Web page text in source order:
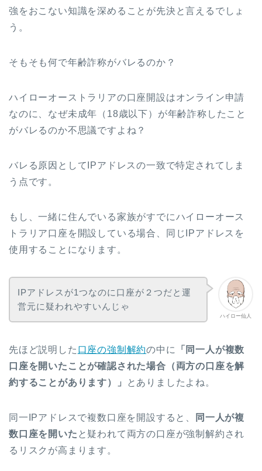
強をおこない知識を深めることが先決と言えるでしょ
う。
そもそも何で年齢詐称がバレるのか？
ハイローオーストラリアの口座開設はオンライン申請
なのに、なぜ未成年（18歳以下）が年齢詐称したこと
がバレるのか不思議ですよね？
バレる原因としてIPアドレスの一致で特定されてしま
う点です。
もし、一緒に住んでいる家族がすでにハイローオース
トラリア口座を開設している場合、同じIPアドレスを
使用することになります。
ハイロー仙人
IPアドレスが1つなのに口座が２つだと運
営元に疑われやすいんじゃ
先ほど説明した 口座の強制解約の中に
「同一人が複数
口座を開いたことが確認された場合（両方の口座を解
約することがあります）」
とありましたよね。
同一IPアドレスで複数口座を開設すると、
同一人が複
数口座を開いた と疑われて両方の口座が強制解約され
るリスクが高まります。